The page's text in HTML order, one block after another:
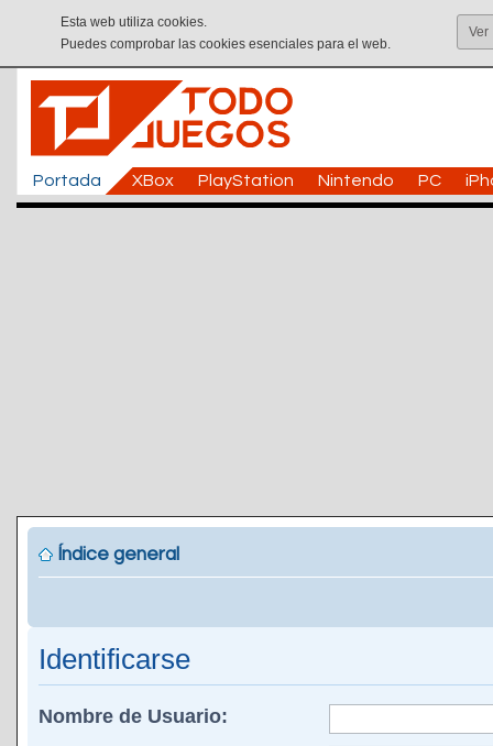
Esta web utiliza cookies.
Puedes comprobar las cookies esenciales para el web.
Ver
Portada XBox PlayStation Nintendo PC
Índice general
Identificarse
Nombre de Usuario: